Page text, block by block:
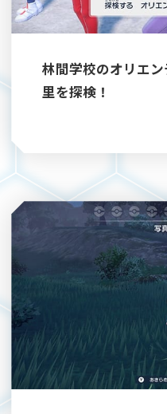
林間学校のオリエ
里を探検！